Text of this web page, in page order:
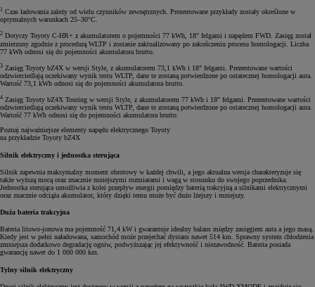
1 Czas ładowania zależy od wielu czynników zewnętrznych. Prezentowane przykłady zostały określone w
optymalnych warunkach 25–30°C.
2 Dotyczy Toyoty C-HR+ z akumulatorem o pojemności 77 kWh, 18" felgami i napędem FWD. Zasięg został
zmierzony zgodnie z procedurą WLTP i zostanie zaktualizowany po zakończeniu procesu homologacji. Liczba
77 kWh odnosi się do pojemności akumulatora brutto.
3 Zasięg Toyoty bZ4X w wersji Style, z akumulatorem 73,1 kWh i 18" felgami. Prezentowane wartości
odzwierciedlają oczekiwany wynik testu WLTP, dane te zostaną potwierdzone po ostatecznej homologacji auta.
Wartość 73,1 kWh odnosi się do pojemności akumulatora brutto.
4 Zasięg Toyoty bZ4X Touring w wersji Style, z akumulatorem 77 kWh i 18" felgami. Prezentowane wartości
odzwierciedlają oczekiwany wynik testu WLTP, dane te zostaną potwierdzone po ostatecznej homologacji auta.
Wartość 77 kWh odnosi się do pojemności akumulatora brutto.
Poznaj najważniejsze elementy napędu elektrycznego Toyoty
na przykładzie Toyoty bZ4X
Silnik elektryczny i jednostka sterująca
Silnik zapewnia maksymalny moment obrotowy w każdej chwili, a jego aktualna wersja charakteryzuje się
także wyższą mocą oraz znacznie mniejszymi rozmiarami i wagą w stosunku do swojego poprzednika.
Jednostka sterująca umożliwia z kolei przepływ energii pomiędzy baterią trakcyjną a silnikami elektrycznymi
oraz znacznie odciąża akumulator, który dzięki temu może być dużo lżejszy i mniejszy.
Duża bateria trakcyjna
Bateria litowo-jonowa ma pojemność 71,4 kW i gwarantuje idealny balans między zasięgiem auta a jego masą.
Kiedy jest w pełni naładowana, samochód może przejechać dystans nawet 514 km. Sprawny system chłodzenia
zmniejsza dodatkowo degradację ogniw, podwyższając jej efektywność i niezawodność. Bateria posiada
gwarancję nawet do 1 000 000 km.
Tylny silnik elektryczny